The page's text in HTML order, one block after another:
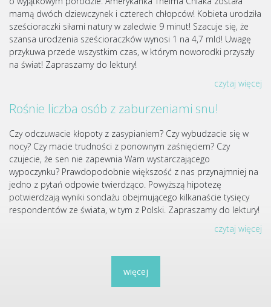
mamą dwóch dziewczynek i czterech chłopców! Kobieta urodziła
sześcioraczki siłami natury w zaledwie 9 minut! Szacuje się, że
szansa urodzenia sześcioraczków wynosi 1 na 4,7 mld! Uwagę
przykuwa przede wszystkim czas, w którym noworodki przyszły
na świat! Zapraszamy do lektury!
czytaj więcej
Rośnie liczba osób z zaburzeniami snu!
Czy odczuwacie kłopoty z zasypianiem? Czy wybudzacie się w
nocy? Czy macie trudności z ponownym zaśnięciem? Czy
czujecie, że sen nie zapewnia Wam wystarczającego
wypoczynku? Prawdopodobnie większość z nas przynajmniej na
jedno z pytań odpowie twierdząco. Powyższą hipotezę
potwierdzają wyniki sondażu obejmującego kilkanaście tysięcy
respondentów ze świata, w tym z Polski. Zapraszamy do lektury!
czytaj więcej
więcej